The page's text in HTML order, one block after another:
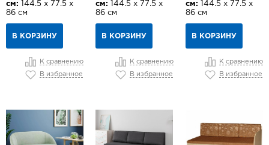
см: 144.5 х 77.5 х
86 см
В КОРЗИНУ
К сравнению
В избранное
см:
144.5 х 77.5 х
86 см
В КОРЗИНУ
К сравнению
В избранное
см: 144.5 х 77.5 х
86 см
В КОРЗИНУ
К сравнению
В избранное